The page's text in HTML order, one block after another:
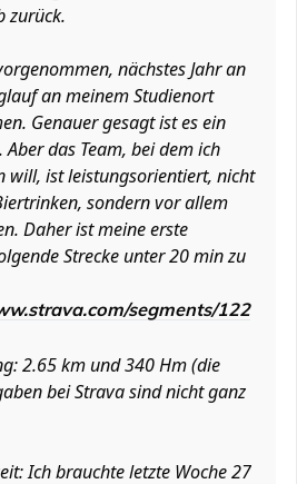
zurück.
nächstes Jahr an
an meinem Studienort
Genauer gesagt ist es ein
das Team, bei dem ich
will, ist leistungsorientiert, nicht
sondern vor allem
Daher ist meine erste
Strecke unter 20 min zu
segments/122
2.65 km und 340 Hm (die
bei Strava sind nicht ganz
Ich brauchte letzte Woche 27